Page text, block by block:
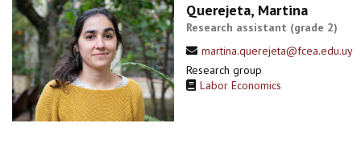
Querejeta, Martina
Research assistant (grade 2)
martina.querejeta@fcea.edu.uy
Research group
Labor Economics